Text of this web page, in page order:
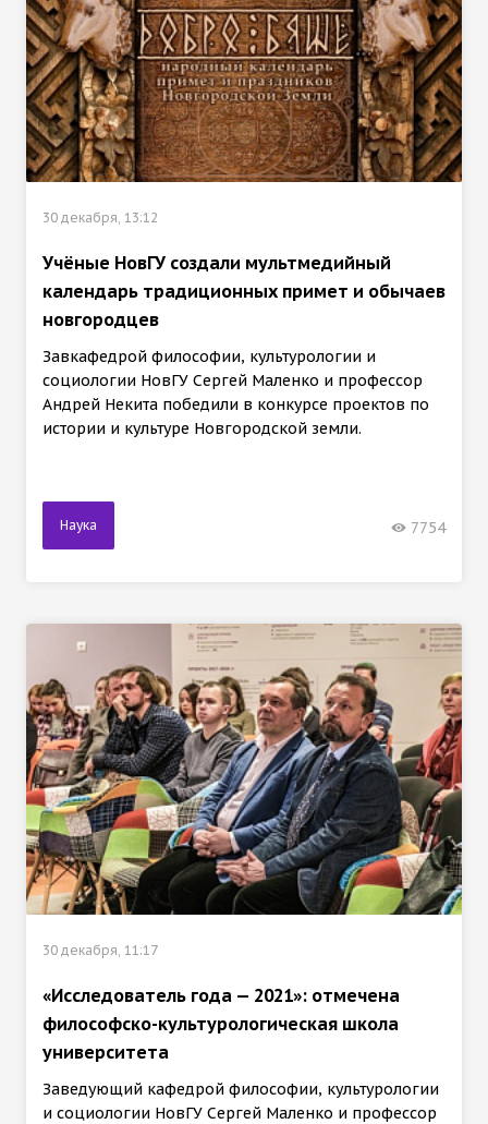
30 декабря, 13:12
Учёные НовГУ создали мультмедийный
календарь традиционных примет и обычаев
новгородцев
Завкафедрой философии, культурологии и
социологии НовГУ Сергей Маленко и профессор
Андрей Некита победили в конкурсе проектов по
истории и культуре Новгородской земли.
Наука 7754
30 декабря, 11:17
«Исследователь года — 2021»: отмечена
философско-культурологическая школа
университета
Заведующий кафедрой философии, культурологии
и социологии НовГУ Сергей Маленко и профессор